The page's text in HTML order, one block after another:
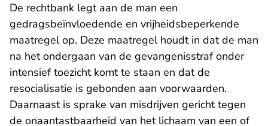
De rechtbank legt aan de man een
gedragsbeïnvloedende en vrijheidsbeperkende
maatregel op. Deze maatregel houdt in dat de man
na het ondergaan van de gevangenisstraf onder
intensief toezicht komt te staan en dat de
resocialisatie is gebonden aan voorwaarden.
Daarnaast is sprake van misdrijven gericht tegen
de onaantastbaarheid van het lichaam van een of